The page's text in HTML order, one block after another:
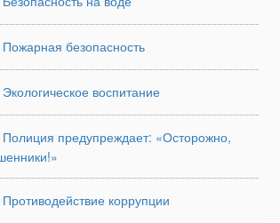
Пожарная безопасность
Экологическое воспитание
Полиция предупреждает: «Осторожно,
Противодействие коррупции